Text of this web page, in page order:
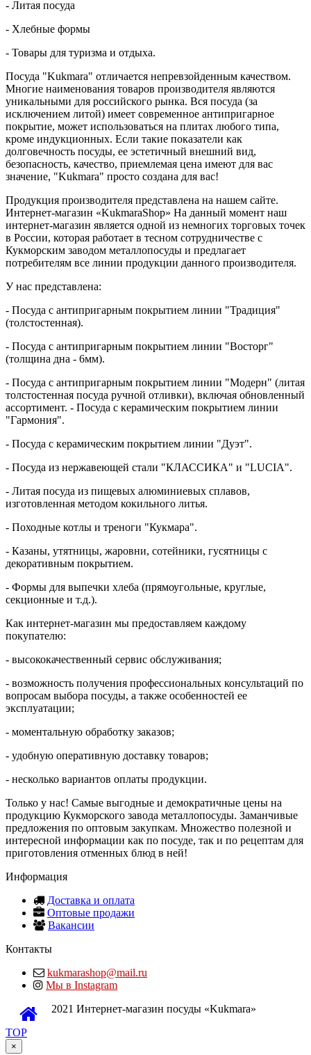
- Литая посуда
- Хлебные формы
- Товары для туризма и отдыха.
Посуда "Kukmara" отличается непревзойденным качеством.
Многие наименования товаров производителя являются
уникальными для российского рынка. Вся посуда (за
исключением литой) имеет современное антипригарное
покрытие, может использоваться на плитах любого типа,
кроме индукционных. Если такие показатели как
долговечность посуды, ее эстетичный внешний вид,
безопасность, качество, приемлемая цена имеют для вас
значение, "Kukmara" просто создана для вас!
Продукция производителя представлена на нашем сайте.
Интернет-магазин «KukmaraShop» На данный момент наш
интернет-магазин является одной из немногих торговых точек
в России, которая работает в тесном сотрудничестве с
Кукморским заводом металлопосуды и предлагает
потребителям все линии продукции данного производителя.
У нас представлена:
- Посуда с антипригарным покрытием линии "Традиция"
(толстостенная).
- Посуда с антипригарным покрытием линии "Восторг"
(толщина дна - 6мм).
- Посуда с антипригарным покрытием линии "Модерн" (литая
толстостенная посуда ручной отливки), включая обновленный
ассортимент. - Посуда с керамическим покрытием линии
"Гармония".
- Посуда с керамическим покрытием линии "Дуэт".
- Посуда из нержавеющей стали "КЛАССИКА" и "LUCIA".
- Литая посуда из пищевых алюминиевых сплавов,
изготовленная методом кокильного литья.
- Походные котлы и треноги "Кукмара".
- Казаны, утятницы, жаровни, сотейники, гусятницы с
декоративным покрытием.
- Формы для выпечки хлеба (прямоугольные, круглые,
секционные и т.д.).
Как интернет-магазин мы предоставляем каждому
покупателю:
- высококачественный сервис обслуживания;
- возможность получения профессиональных консультаций по
вопросам выбора посуды, а также особенностей ее
эксплуатации;
- моментальную обработку заказов;
- удобную оперативную доставку товаров;
- несколько вариантов оплаты продукции.
Только у нас! Самые выгодные и демократичные цены на
продукцию Кукморского завода металлопосуды. Заманчивые
предложения по оптовым закупкам. Множество полезной и
интересной информации как по посуде, так и по рецептам для
приготовления отменных блюд в ней!
Информация
Доставка и оплата
Оптовые продажи
Вакансии
Контакты
kukmarashop@mail.ru
Мы в Instagram
2021 Интернет-магазин посуды «Kukmara»
TOP
×